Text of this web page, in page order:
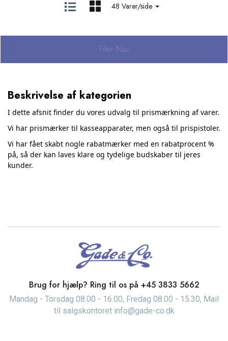
48 Varer/side
Filter Nav
Beskrivelse af kategorien
I dette afsnit finder du vores udvalg til prismærkning af varer.
Vi har prismærker til kasseapparater, men også til prispistoler.
Vi har fået skabt nogle rabatmærker med en rabatprocent %
på, så der kan laves klare og tydelige budskaber til jeres
kunder.
Brug for hjælp? Ring til os på +45 3833 5662
Mandag - Torsdag 08.00 - 16.00, Fredag 08.00 - 15.30, Mail
til salgskontoret info@gade-co.dk